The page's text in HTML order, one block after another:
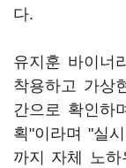
다.
유지훈 바이너
착용하고 가상
간으로 확인하
획"이라며 "실
까지 자체 노